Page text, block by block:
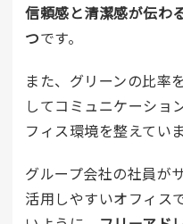
信頼感と清潔感が伝わ
つです。
また、グリーンの比率
してコミュニケーショ
フィス環境を整えていま
グループ会社の社員が
活用しやすいオフィス